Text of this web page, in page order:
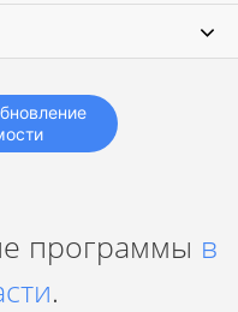
программы в
.